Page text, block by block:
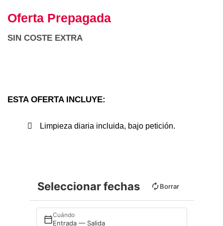
Oferta Prepagada
SIN COSTE EXTRA
ESTA OFERTA INCLUYE:
Limpieza diaria incluida, bajo petición.
Seleccionar fechas Borrar
Cuándo
Entrada — Salida